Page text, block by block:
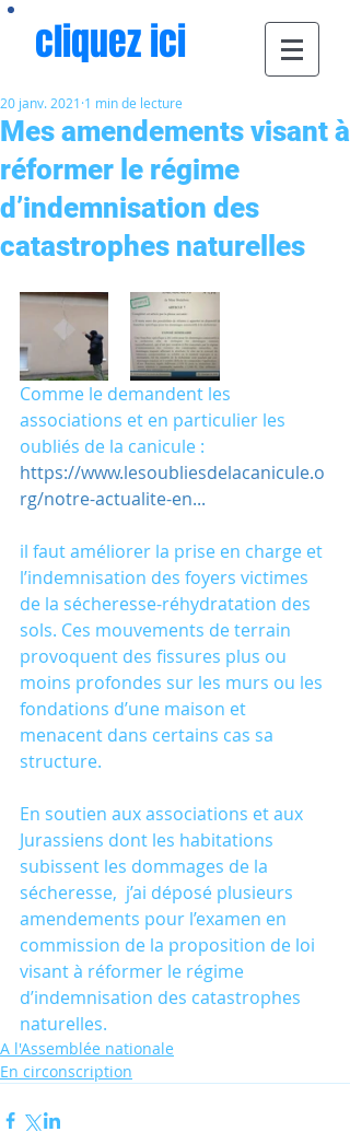
cliquez ici
Mes amendements visant à
réformer le régime
d’indemnisation des
catastrophes naturelles
20 janv. 2021 1 min de lecture
Comme le demandent les
associations et en particulier les
oubliés de la canicule :
https://www.lesoubliesdelacanicule.o
rg/notre-actualite-en...
il faut améliorer la prise en charge et
l’indemnisation des foyers victimes
de la sécheresse-réhydratation des
sols. Ces mouvements de terrain
provoquent des fissures plus ou
moins profondes sur les murs ou les
fondations d’une maison et
menacent dans certains cas sa
structure.
En soutien aux associations et aux
Jurassiens dont les habitations
subissent les dommages de la
sécheresse,  j’ai déposé plusieurs
amendements pour l’examen en
commission de la proposition de loi
visant à réformer le régime
d’indemnisation des catastrophes
naturelles.
A l'Assemblée nationale
En circonscription